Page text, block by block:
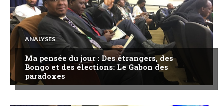
ANALYSES
Ma pensée du jour : Des étrangers, des
Bongo et des élections: Le Gabon des
paradoxes